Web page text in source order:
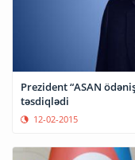
Prezident “ASAN
təsdiqlədi
12-02-2015